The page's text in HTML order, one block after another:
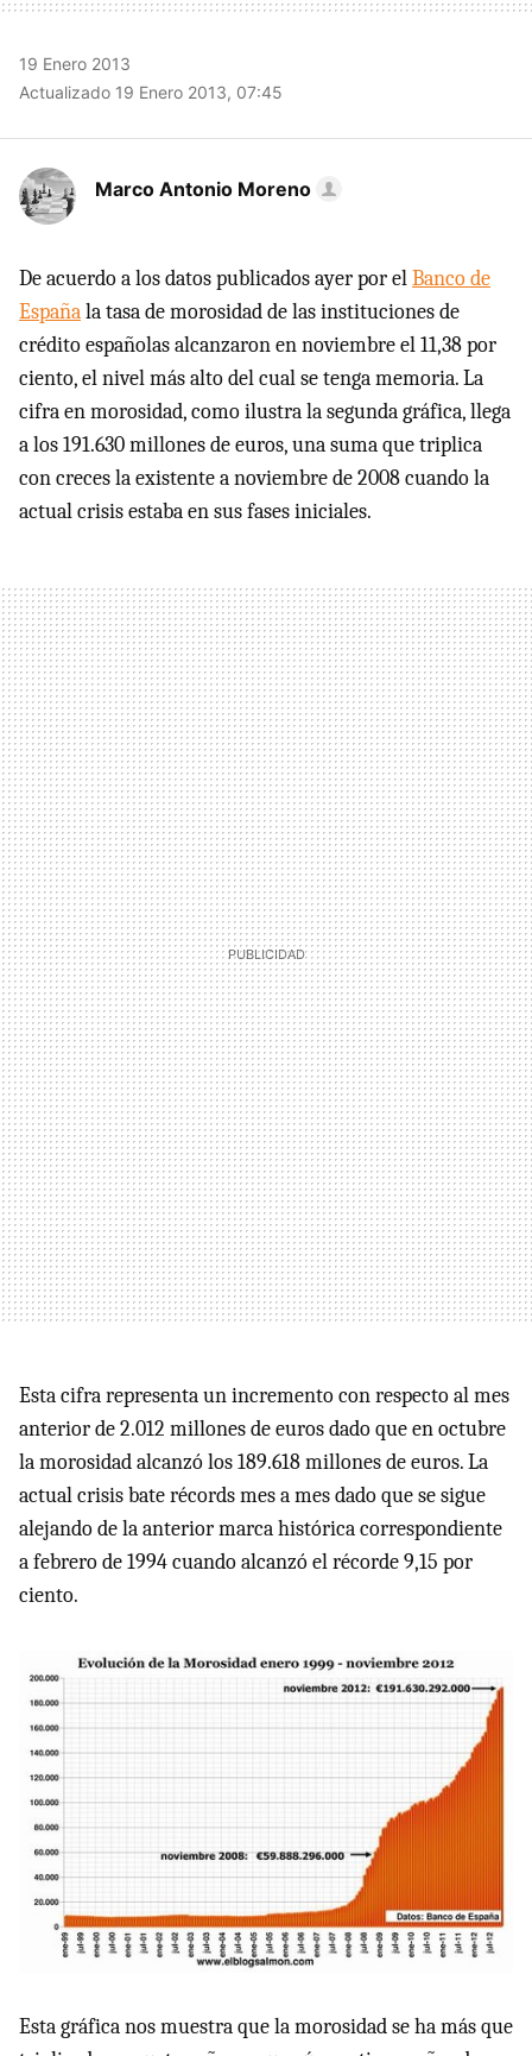
19 Enero 2013
Actualizado 19 Enero 2013, 07:45
Marco Antonio Moreno
De acuerdo a los datos publicados ayer por elBanco de
Españala tasa de morosidad de las instituciones de
crédito españolas alcanzaron en noviembre el 11,38 por
ciento, el nivel más alto del cual se tenga memoria. La
cifra en morosidad, como ilustra la segunda gráfica, llega
a los 191.630 millones de euros, una suma que triplica
con creces la existente a noviembre de 2008 cuando la
actual crisis estaba en sus fases iniciales.
Esta cifra representa un incremento con respecto al mes
anterior de 2.012 millones de euros dado que en octubre
la morosidad alcanzó los 189.618 millones de euros. La
actual crisis bate récords mes a mes dado que se sigue
alejando de la anterior marca histórica correspondiente
a febrero de 1994 cuando alcanzó el récorde 9,15 por
ciento.
Esta gráfica nos muestra que la morosidad se ha más que